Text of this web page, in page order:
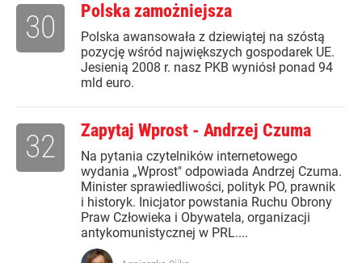
Polska zamożniejsza
Polska awansowała z dziewiątej na szóstą
pozycję wśród największych gospodarek UE.
Jesienią 2008 r. nasz PKB wyniósł ponad 94
mld euro.
30
Zapytaj Wprost - Andrzej Czuma
Na pytania czytelników internetowego
wydania „Wprost" odpowiada Andrzej Czuma.
Minister sprawiedliwości, polityk PO, prawnik
i historyk. Inicjator powstania Ruchu Obrony
Praw Człowieka i Obywatela, organizacji
antykomunistycznej w PRL....
32